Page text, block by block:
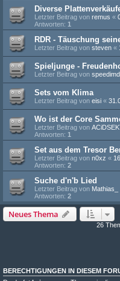
Diverse
Letzter Beitrag von remus «
Antworten: 1
RDR - Täuschung
Letzter Beitrag von steven «
Spieljunge -
Letzter Beitrag von speedimd
Sets vom Klima
Letzter Beitrag von eisi «
Wo ist der Core
Letzter Beitrag von
Antworten: 1
Set aus dem Tresor
Letzter Beitrag von n0xz «
Antworten: 2
Suche d'n'b Lied
Letzter Beitrag von Mathias_
Antworten: 2
Neues Thema
26
BERECHTIGUNGEN IN DIESEM